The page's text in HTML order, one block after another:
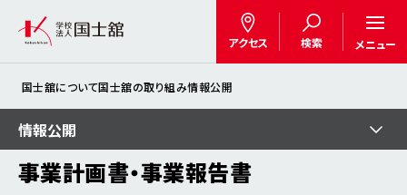
アクセス 検索 メニュー
国士舘について国士舘の取り組み情報公開
事業計画書・事業報告書
情報公開